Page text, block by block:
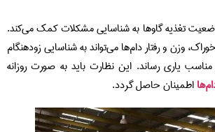
وضعیت تغذیه گاوها به شناسایی مشکلات کمک می‌کند.
وزن و رفتار دام‌ها می‌تواند به شناسایی زودهنگام
یاری رساند. این نظارت باید به صورت روزانه
اطمینان حاصل گردد.